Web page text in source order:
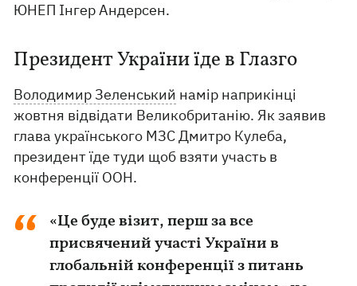
ЮНЕП Інгер Андерсен.
Президент України їде в Глазго
Володимир Зеленський намір наприкінці
жовтня відвідати Великобританію. Як заявив
глава українського МЗС Дмитро Кулеба,
президент їде туди щоб взяти участь в
конференції ООН.
«Це буде візит, перш за все
присвячений участі України в
глобальній конференції з питань